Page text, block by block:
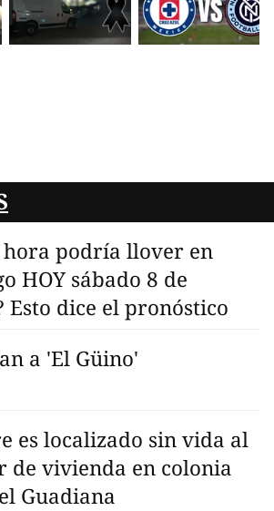
hora podría llover en
HOY sábado 8 de
Esto dice el pronóstico
a 'El Güino'
es localizado sin vida al
de vivienda en colonia
Guadiana